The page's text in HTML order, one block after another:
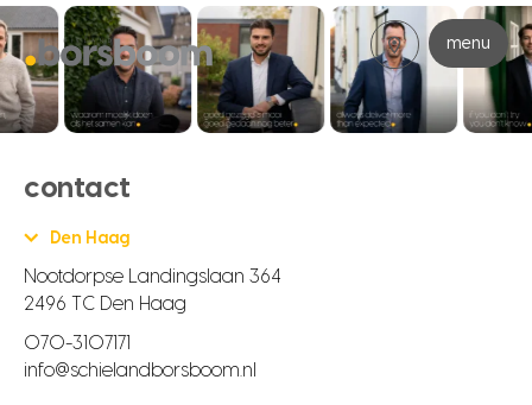
menu
contact
Den Haag
Nootdorpse Landingslaan 364
2496 TC Den Haag
070-3107171
info@schielandborsboom.nl